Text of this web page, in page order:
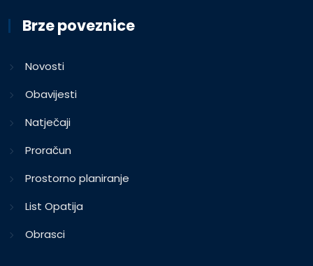
Brze poveznice
Novosti
Obavijesti
Natječaji
Proračun
Prostorno planiranje
List Opatija
Obrasci